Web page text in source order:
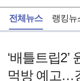
전체뉴스 랭킹뉴
‘배틀트립
먹방 예고…